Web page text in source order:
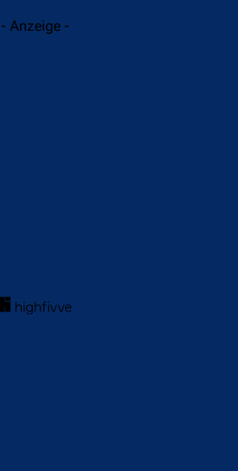
- Anzeige -